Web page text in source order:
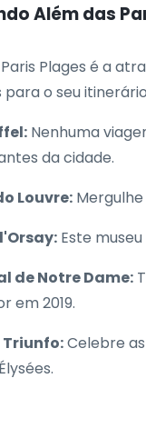
Além das
Plages é a
o seu
Nenhuma
da cidade.
Louvre:
Este
de Notre Dame:
em 2019.
Triunfo:Celebre